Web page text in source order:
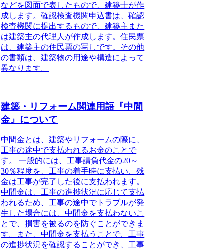
などを図面で表したもので、建築士が作
成します。確認検査機関申込書は、確認
検査機関に提出するもので、建築主また
は建築主の代理人が作成します。住民票
は、建築主の住民票の写しです。その他
の書類は、建築物の用途や構造によって
異なります。
建築・リフォーム関連用語『中間
金』について
中間金とは、建築やリフォームの際に、
工事の途中で支払われるお金のことで
す。 一般的には、工事請負代金の20～
30％程度を、工事の着手時に支払い、残
金は工事が完了した後に支払われます。
中間金は、工事の進捗状況に応じて支払
われるため、工事の途中でトラブルが発
生した場合には、中間金を支払わないこ
とで、損害を被るのを防ぐことができま
す。また、中間金を支払うことで、工事
の進捗状況を確認することができ、工事